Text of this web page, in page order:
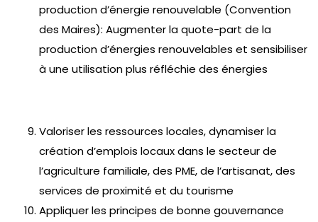
production d’énergie renouvelable (Convention
des Maires): Augmenter la quote-part de la
production d’énergies renouvelables et sensibiliser
à une utilisation plus réfléchie des énergies
Valoriser les ressources locales, dynamiser la
création d’emplois locaux dans le secteur de
l’agriculture familiale, des PME, de l’artisanat, des
services de proximité et du tourisme
Appliquer les principes de bonne gouvernance